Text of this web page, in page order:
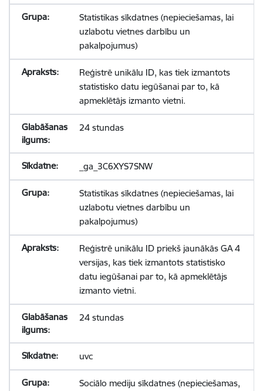
Statistikas sīkdatnes (nepieciešamas, lai
uzlabotu vietnes darbību un
pakalpojumus)
Reģistrē unikālu ID, kas tiek izmantots
statistisko datu iegūšanai par to, kā
apmeklētājs izmanto vietni.
24 stundas
_ga_3C6XYS7SNW
Statistikas sīkdatnes (nepieciešamas, lai
uzlabotu vietnes darbību un
pakalpojumus)
Reģistrē unikālu ID priekš jaunākās GA 4
versijas, kas tiek izmantots statistisko
datu iegūšanai par to, kā apmeklētājs
izmanto vietni.
24 stundas
uvc
Sociālo mediju sīkdatnes (nepieciešamas,